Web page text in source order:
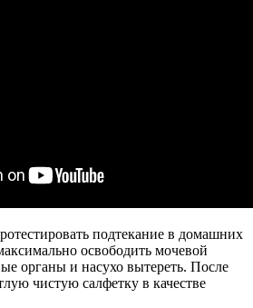
подтекание в домашних
освободить мочевой
органы и насухо вытереть. После
чистую салфетку в качестве